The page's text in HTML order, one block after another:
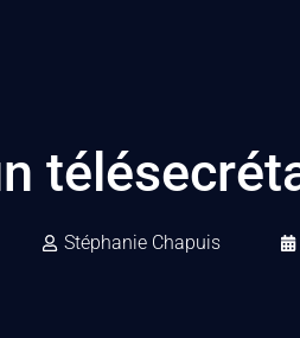
Stéphanie Chapuis